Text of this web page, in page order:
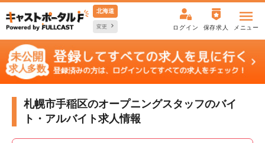
北海道
変更 ログイン 保存求人 メニュー
札幌市手稲区のオープニングスタッフのバイ
ト・アルバイト求人情報